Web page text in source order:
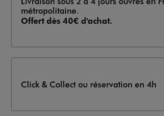
métropolitaine.
Offert dès 40€ d'achat.
Click & Collect ou réservation en 4h